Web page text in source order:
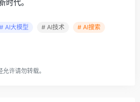
时代。
# AI大模型 # AI技术
# AI搜索
许请勿转载。